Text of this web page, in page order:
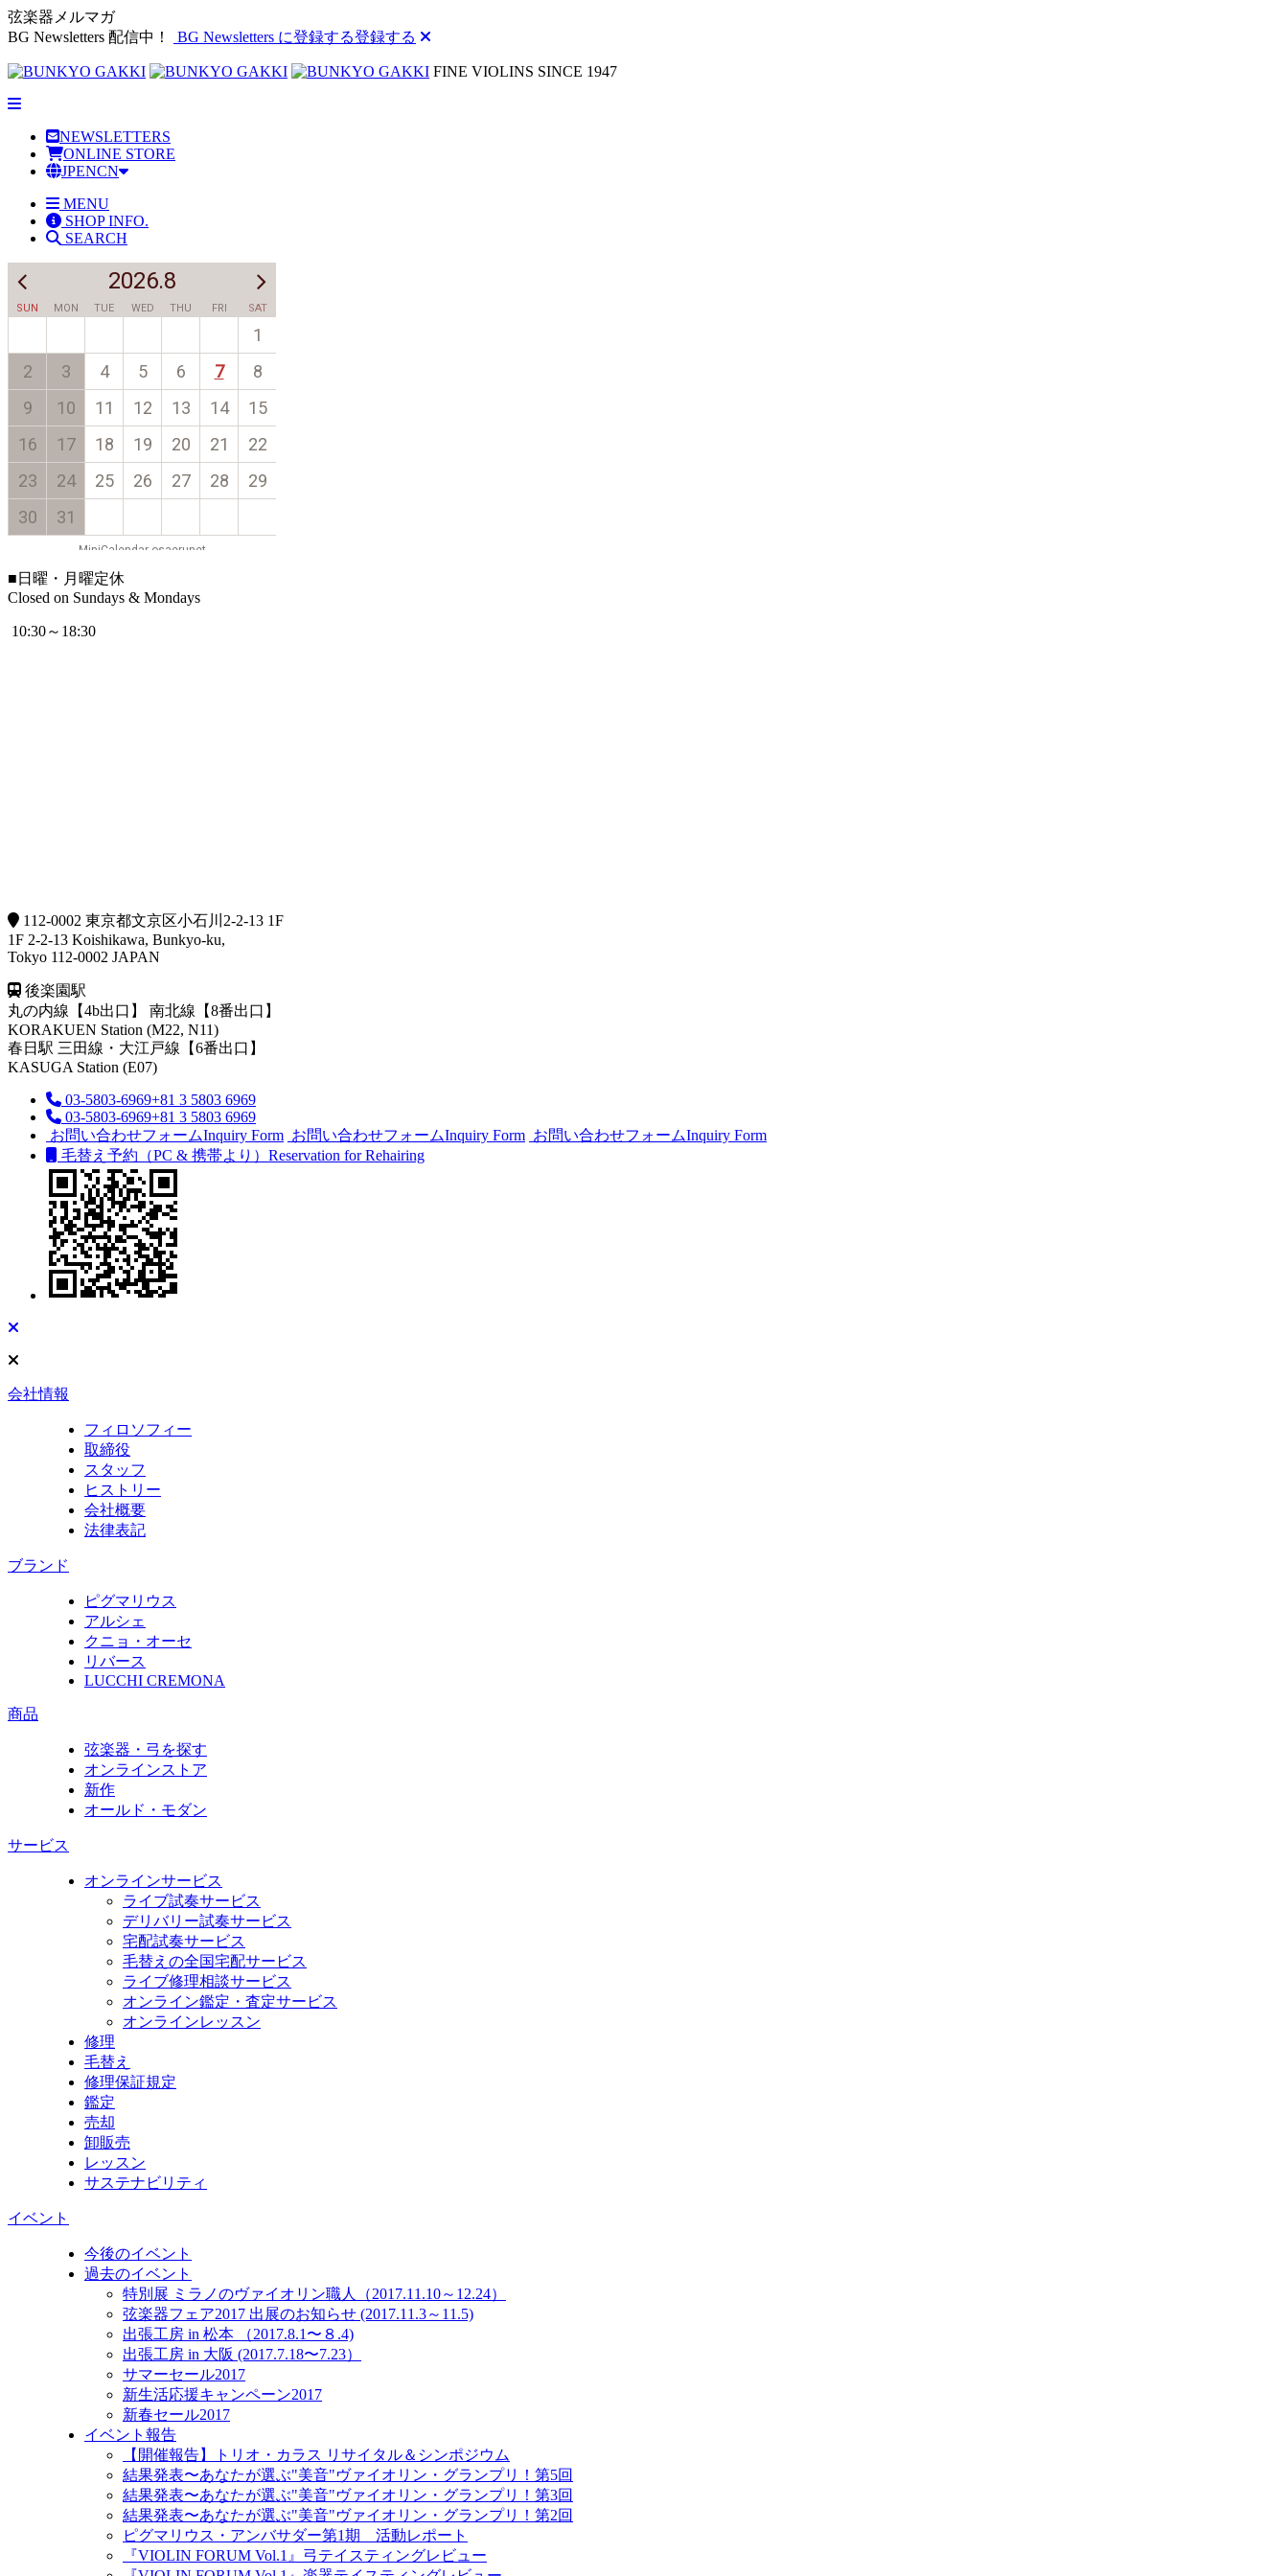
弦楽器メルマガ
BG Newsletters 配信中！
BG Newsletters に登録する登録する
FINE VIOLINS SINCE 1947
NEWSLETTERS
ONLINE STORE
JPENCN
MENU
SHOP INFO.
SEARCH
■ 日曜・月曜定休
Closed on Sundays & Mondays
10:30～18:30
112-0002 東京都文京区小石川2-2-13 1F
1F 2-2-13 Koishikawa, Bunkyo-ku,
Tokyo 112-0002 JAPAN
後楽園駅
丸の内線【4b出口】 南北線【8番出口】
KORAKUEN Station (M22, N11)
春日駅 三田線・大江戸線【6番出口】
KASUGA Station (E07)
03-5803-6969+81 3 5803 6969
03-5803-6969+81 3 5803 6969
お問い合わせフォームInquiry Form お問い合わせフォームInquiry Form お問い合わせフォームInquiry Form
毛替え予約（PC & 携帯より） Reservation for Rehairing
会社情報
フィロソフィー
取締役
スタッフ
ヒストリー
会社概要
法律表記
ブランド
ピグマリウス
アルシェ
クニョ・オーセ
リバース
LUCCHI CREMONA
商品
弦楽器・弓を探す
オンラインストア
新作
オールド・モダン
サービス
オンラインサービス
ライブ試奏サービス
デリバリー試奏サービス
宅配試奏サービス
毛替えの全国宅配サービス
ライブ修理相談サービス
オンライン鑑定・査定サービス
オンラインレッスン
修理
毛替え
修理保証規定
鑑定
売却
卸販売
レッスン
サステナビリティ
イベント
今後のイベント
過去のイベント
特別展 ミラノのヴァイオリン職人（2017.11.10～12.24）
弦楽器フェア2017 出展のお知らせ (2017.11.3～11.5)
出張工房 in 松本 （2017.8.1〜８.4)
出張工房 in 大阪 (2017.7.18〜7.23）
サマーセール2017
新生活応援キャンペーン2017
新春セール2017
イベント報告
【開催報告】トリオ・カラス リサイタル＆シンポジウム
結果発表〜あなたが選ぶ"美音"ヴァイオリン・グランプリ！第5回
結果発表〜あなたが選ぶ"美音"ヴァイオリン・グランプリ！第3回
結果発表〜あなたが選ぶ"美音"ヴァイオリン・グランプリ！第2回
ピグマリウス・アンバサダー第1期 活動レポート
『VIOLIN FORUM Vol.1』弓テイスティングレビュー